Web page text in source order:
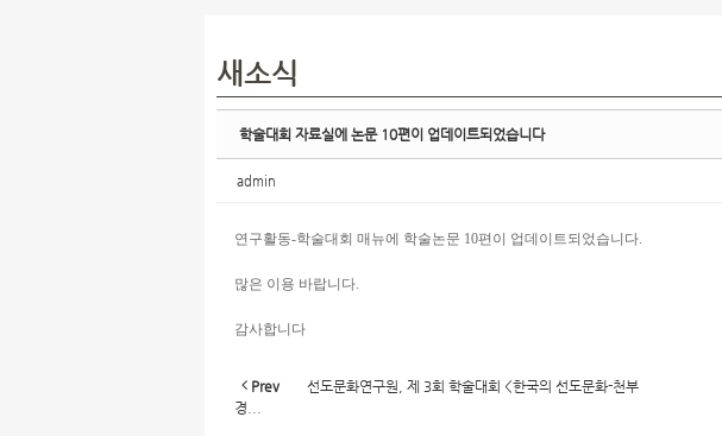
새소식
학술대회 자료실에 논문 10편이 업데이트되었습니다
admin
연구활동-학술대회 매뉴에 학술논문 10편이 업데이트되었습니다.
많은 이용 바랍니다.
감사합니다
Prev
선도문화연구원, 제 3회 학술대회 <한국의 선도문화-천부
경...